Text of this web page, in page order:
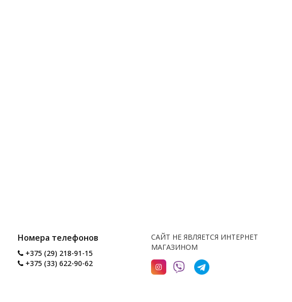
Номера телефонов
+375 (29) 218-91-15
+375 (33) 622-90-62
САЙТ НЕ ЯВЛЯЕТСЯ ИНТЕРНЕТ
МАГАЗИНОМ